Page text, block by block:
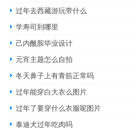
过年去西藏游玩带什么
学寿司到哪里
己内酰胺毕业设计
元宵主题怎么自拍
冬天鼻子上有青筋正常吗
过年能穿白大衣么图片
过年了要穿什么衣服呢图片
泰迪犬过年吃肉吗